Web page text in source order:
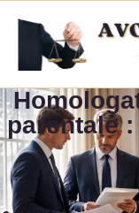
parentale